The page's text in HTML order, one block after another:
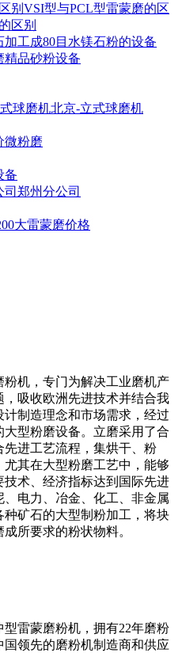
别VSI型与PCL型雷蒙磨的区
区别
工成80目水镁石粉的设备
精品砂粉设备
球磨机北京-立式球磨机
微粉磨
备
郑州分公司
大雷蒙磨价格
机，专门为解决工业磨机产
吸收欧洲先进技术并结合我
制造理念和市场需求，经过
型粉磨设备。立磨采用了合
进工艺流程，集烘干、粉
其在大型粉磨工艺中，能够
术、经济指标达到国际先进
电力、冶金、化工、非金属
矿石的大型制粉加工，将块
所要求的粉状物料。
雷蒙磨粉机，拥有22年磨粉
领先的磨粉机制造商和供应